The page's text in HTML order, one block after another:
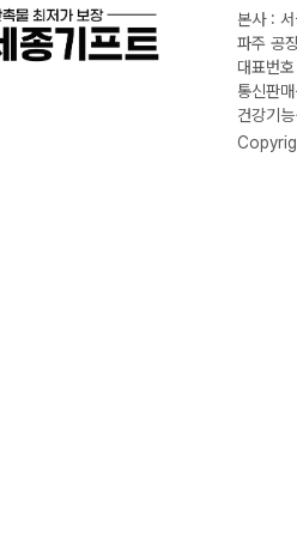
본사 :
파주 공
대표번
통신판
건강기